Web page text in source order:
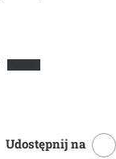
Udostępnij na